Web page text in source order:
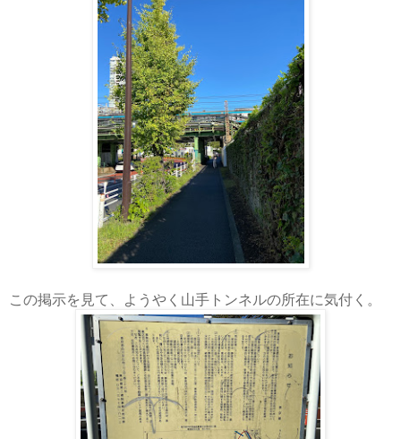
この掲示を見て、ようやく山手トンネルの所在に気付く。